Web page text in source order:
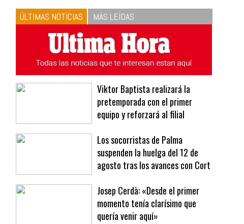
respeta las proporciones.
Recetas de vinagreta
ÚLTIMAS NOTICIAS MÁS LEÍDAS
pretemporada con el primer
equipo y reforzará al filial
suspenden la huelga del 12 de
agosto tras los avances con Cort